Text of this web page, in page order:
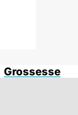
Grossesse